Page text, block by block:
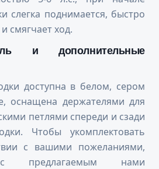
слегка поднимается, быстро
смягчает ход.
и дополнительные
доступна в белом, сером
оснащена держателями для
петлями спереди и сзади
Чтобы укомплектовать
с вашими пожеланиями,
с предлагаемым нами